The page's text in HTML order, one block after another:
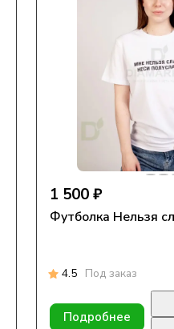
1 500 ₽
Футболка Нельзя
4.5 Под заказ
Подробнее